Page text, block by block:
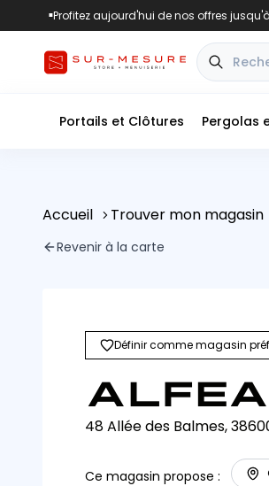
■Profitez aujourd'hui de nos offres jusqu'à
Portails et Clôtures Pergolas
Accueil Trouver mon magasin
Revenir à la carte
Définir comme magasin
48 Allée des Balmes,
Ce magasin propose :